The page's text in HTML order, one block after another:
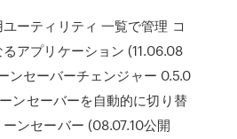
ーティリティ 一覧で管理 コ
アプリケーション (11.06.08
ンセーバーチェンジャー 0.5.0
ンセーバーを自動的に切り替
ンセーバー (08.07.10公開